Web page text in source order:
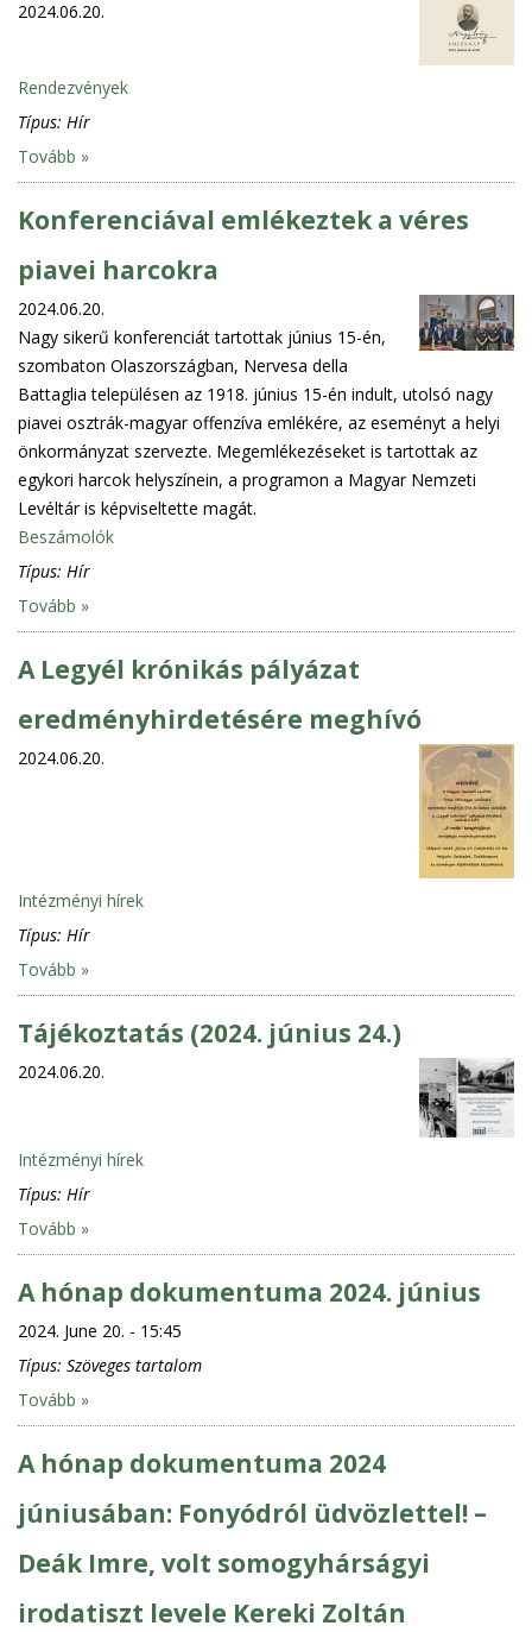
2024.06.20.
Rendezvények
Típus: Hír
Tovább »
Konferenciával emlékeztek a véres
piavei harcokra
2024.06.20.
Nagy sikerű konferenciát tartottak június 15-én,
szombaton Olaszországban, Nervesa della
Battaglia településen az 1918. június 15-én indult, utolsó nagy
piavei osztrák-magyar offenzíva emlékére, az eseményt a helyi
önkormányzat szervezte. Megemlékezéseket is tartottak az
egykori harcok helyszínein, a programon a Magyar Nemzeti
Levéltár is képviseltette magát.
Beszámolók
Típus: Hír
Tovább »
A Legyél krónikás pályázat
eredményhirdetésére meghívó
2024.06.20.
Intézményi hírek
Típus: Hír
Tovább »
Tájékoztatás (2024. június 24.)
2024.06.20.
Intézményi hírek
Típus: Hír
Tovább »
A hónap dokumentuma 2024. június
2024. June 20. - 15:45
Típus: Szöveges tartalom
Tovább »
A hónap dokumentuma 2024
júniusában: Fonyódról üdvözlettel! –
Deák Imre, volt somogyhárságyi
irodatiszt levele Kereki Zoltán